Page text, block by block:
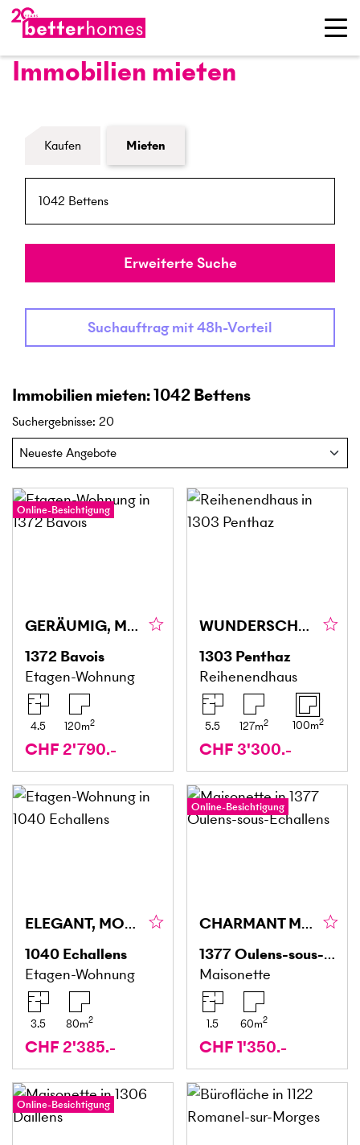
Immobilien mieten
Formular Immobiliensuche
Kaufen Mieten
Umkreis
Erweiterte Suche
Suchauftrag mit 48h-Vorteil
Immobilien mieten: 1042 Bettens
Suchergebnisse: 20
Online-Besichtigung
GERÄUMIG, MIT PANORAMABLICK AUF DEN JURA
1372 Bavois
Etagen-Wohnung
4.5 120m2
CHF 2'790.-
WUNDERSCHÖN, MIT GARTEN IN PENTHAZ
1303 Penthaz
Reihenendhaus
5.5 127m2 100m2
CHF 3'300.-
ELEGANT, MODERN UND MINERGIE
1040 Echallens
Etagen-Wohnung
3.5 80m2
CHF 2'385.-
Online-Besichtigung
CHARMANT MÖBLIERTES DUPLEX
1377Oulens-sous-Echallens
Maisonette
1.5 60m2
CHF 1'350.-
Online-Besichtigung